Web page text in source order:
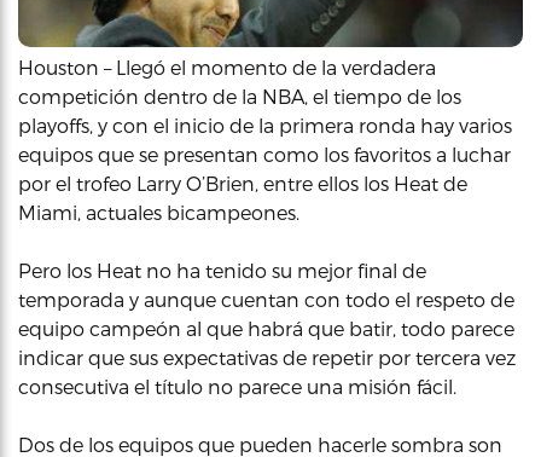
Houston – Llegó el momento de la verdadera
competición dentro de la NBA, el tiempo de los
playoffs, y con el inicio de la primera ronda hay varios
equipos que se presentan como los favoritos a luchar
por el trofeo Larry O’Brien, entre ellos los Heat de
Miami, actuales bicampeones.
Pero los Heat no ha tenido su mejor final de
temporada y aunque cuentan con todo el respeto de
equipo campeón al que habrá que batir, todo parece
indicar que sus expectativas de repetir por tercera vez
consecutiva el título no parece una misión fácil.
Dos de los equipos que pueden hacerle sombra son